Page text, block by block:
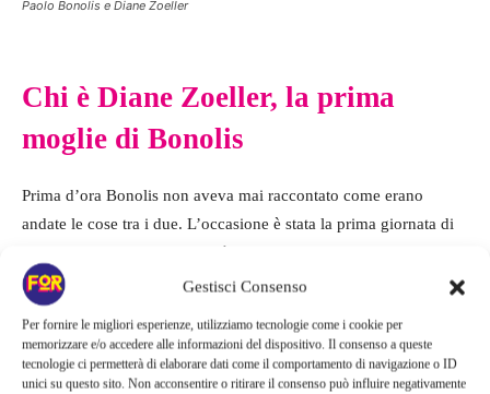
Gestisci Consenso
Per fornire le migliori esperienze, utilizziamo tecnologie come i cookie per
memorizzare e/o accedere alle informazioni del dispositivo. Il consenso a queste
tecnologie ci permetterà di elaborare dati come il comportamento di navigazione o ID
unici su questo sito. Non acconsentire o ritirare il consenso può influire negativamente
Paolo Bonolis e Diane Zoeller
Chi è Diane Zoeller, la prima
moglie di Bonolis
Prima d’ora Bonolis non aveva mai raccontato come erano
andate le cose tra i due. L’occasione è stata la prima giornata di
presso l’Università La Sapienza di Roma.
molto giovani
. È americana, e quando è finita
Stati Uniti
Se ne è andata perché l’avevo tradita
. Ero un ragazzo e lei
aveva bisogno di tornare dalla sua famiglia”.